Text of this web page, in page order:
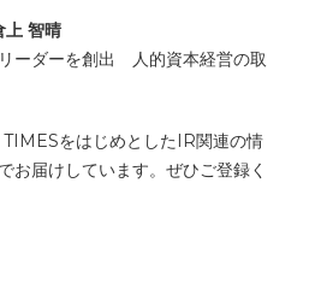
上 智晴
ーダーを創出 人的資本経営の取
をはじめとしたIR関連の情
お届けしています。ぜひご登録く